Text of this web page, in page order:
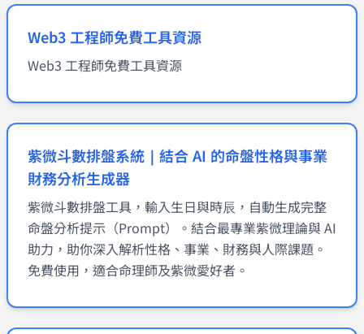
Web3 工程師免費工具資源
Web3 工程師免費工具資源
紫微斗數排盤系統｜結合 AI 的命盤性格與事業
財務分析生成器
紫微斗數排盤工具，輸入生日與時辰，自動生成完整
命盤分析提示（Prompt）。結合最專業紫微理論與 AI
助力，助你深入解析性格、事業、財務與人際課題。
免費使用，適合命理師及紫微愛好者。